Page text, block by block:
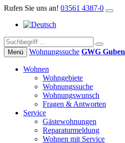
Rufen Sie uns an! 03561 4387-0
Menü Wohnungs­suche GWG Guben
Wohnen
Wohngebiete
Wohnungssuche
Wohnungswunsch
Fragen & Antworten
Service
Gästewohnungen
Reparaturmeldung
Wohnen mit Service